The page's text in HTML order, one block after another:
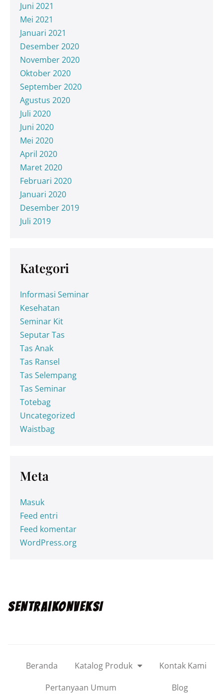
Juni 2021
Mei 2021
Januari 2021
Desember 2020
November 2020
Oktober 2020
September 2020
Agustus 2020
Juli 2020
Juni 2020
Mei 2020
April 2020
Maret 2020
Februari 2020
Januari 2020
Desember 2019
Juli 2019
Kategori
Informasi Seminar
Kesehatan
Seminar Kit
Seputar Tas
Tas Anak
Tas Ransel
Tas Selempang
Tas Seminar
Totebag
Uncategorized
Waistbag
Meta
Masuk
Feed entri
Feed komentar
WordPress.org
SENTRA|KONVEKSI
Beranda Katalog Produk
Kontak Kami
Pertanyaan Umum
Blog